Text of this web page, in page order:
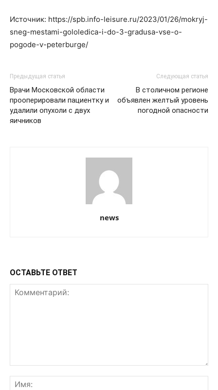
Источник: https://spb.info-leisure.ru/2023/01/26/mokryj-
sneg-mestami-gololedica-i-do-3-gradusa-vse-o-
pogode-v-peterburge/
Предыдущая статья
Врачи Московской области
прооперировали пациентку и
удалили опухоли с двух
яичников
Следующая статья
В столичном регионе
объявлен желтый уровень
погодной опасности
news
ОСТАВЬТЕ ОТВЕТ